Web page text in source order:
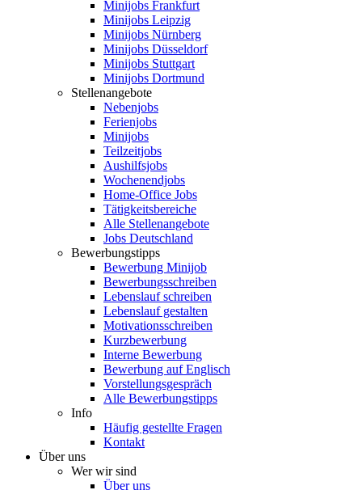
Minijobs Frankfurt
Minijobs Leipzig
Minijobs Nürnberg
Minijobs Düsseldorf
Minijobs Stuttgart
Minijobs Dortmund
Stellenangebote
Nebenjobs
Ferienjobs
Minijobs
Teilzeitjobs
Aushilfsjobs
Wochenendjobs
Home-Office Jobs
Tätigkeitsbereiche
Alle Stellenangebote
Jobs Deutschland
Bewerbungstipps
Bewerbung Minijob
Bewerbungsschreiben
Lebenslauf schreiben
Lebenslauf gestalten
Motivationsschreiben
Kurzbewerbung
Interne Bewerbung
Bewerbung auf Englisch
Vorstellungsgespräch
Alle Bewerbungstipps
Info
Häufig gestellte Fragen
Kontakt
Über uns
Wer wir sind
Über uns